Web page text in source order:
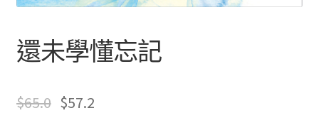
還未學懂忘記
$65.0 $57.2